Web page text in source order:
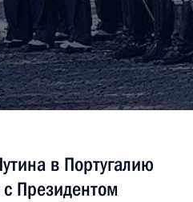
в Португалию
Президентом